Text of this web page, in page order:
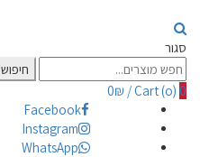
סגור
Search
for:
חיפוש
Cart (o) 0
/
0₪
Facebook
Instagram
WhatsApp